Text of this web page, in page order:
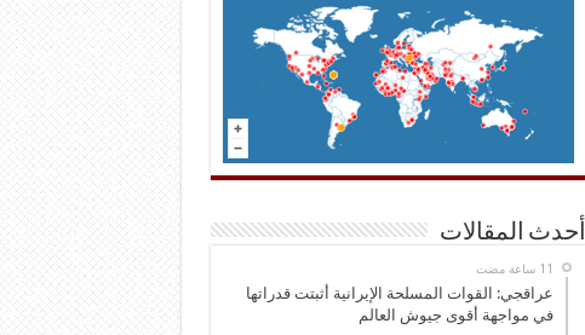
أحدث المقالات
عراقجي: القوات المسلحة الإيرانية أثبتت قدراتها
في مواجهة أقوى جيوش العالم